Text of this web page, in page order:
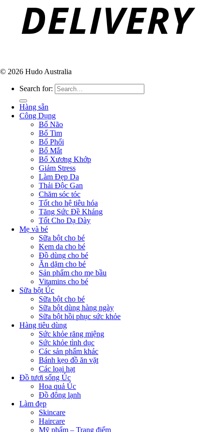
© 2026 Hudo Australia
Search for:
Hàng sẵn
Công Dụng
Bổ Não
Bổ Tim
Bổ Phổi
Bổ Mắt
Bổ Xương Khớp
Giảm Stress
Làm Đẹp Da
Thải Độc Gan
Chăm sóc tóc
Tốt cho hệ tiêu hóa
Tăng Sức Đề Kháng
Tốt Cho Dạ Dày
Mẹ và bé
Sữa bột cho bé
Kem da cho bé
Đồ dùng cho bé
Ăn dặm cho bé
Sản phẩm cho mẹ bầu
Vitamins cho bé
Sữa bột Úc
Sữa bột cho bé
Sữa bột dùng hàng ngày
Sữa bột hồi phục sức khỏe
Hàng tiêu dùng
Sức khỏe răng miệng
Sức khỏe tình dục
Các sản phẩm khác
Bánh kẹo đồ ăn vặt
Các loại hạt
Đồ tươi sống Úc
Hoa quả Úc
Đồ đông lạnh
Làm đẹp
Skincare
Haircare
Mỹ phẩm – Trang điểm